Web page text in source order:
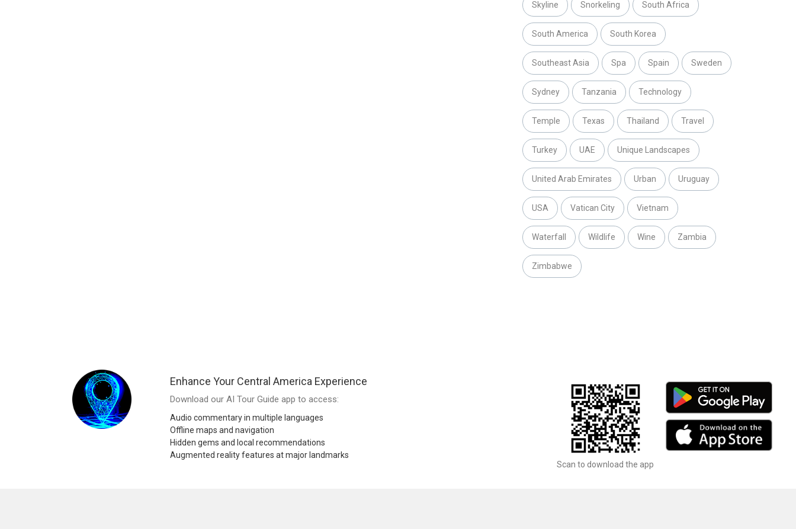
Skyline Snorkeling South Africa
South America South Korea
Southeast Asia Spa Spain Sweden
Sydney Tanzania Technology
Temple Texas Thailand Travel
Turkey UAE Unique Landscapes
United Arab Emirates Urban Uruguay
USA Vatican City Vietnam
Waterfall Wildlife Wine Zambia
Zimbabwe
Enhance Your Central America Experience
Download our AI Tour Guide app to access:
Audio commentary in multiple languages
Offline maps and navigation
Hidden gems and local recommendations
Augmented reality features at major landmarks
Scan to download the app